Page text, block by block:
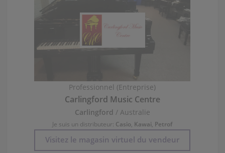
Professionnel (Entreprise)
Carlingford Music Centre
Carlingford / Australie
Je suis un distributeur: Casio Kawai Petrof
Visitez le magasin virtuel du vendeur